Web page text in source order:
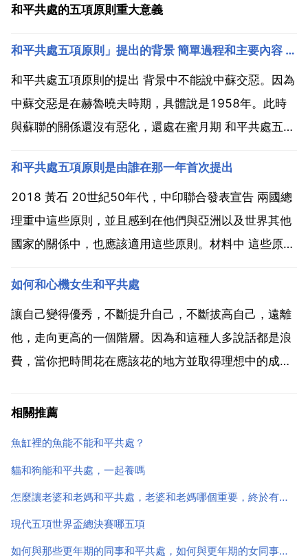
和平共處的五項原則重大意義
和平共處五項原則」提出的背景 簡單過程和主要內容 作用
和平共處五項原則的提出 背景中不能說中蘇交惡。因為
中蘇交惡是在赫魯曉夫時期，具體說是1958年。此時
與蘇聯的關係還沒有惡化，還處在蜜月期 和平共處五項
紀50年代，中印聯合發表宣告 兩國總理重中這些原
則，並且感到在他們與亞洲以及世界其他國家的關係...
和平共處五項原則是由誰在那一年首次提出
2018 黃石 20世紀50年代，中印聯合發表宣告 兩國總
理重中這些原則，並且感到在他們與亞洲以及世界其他
國家的關係中，也應該適用這些原則。材料中 這些原則
出的.主要內容是 1.互相尊重主權和領土完整.2.互不侵
犯.3.互不干涉內政.4.平等互利.5...
如何和心機女生和平共處
讓自己變得優秀，不斷提升自己，不斷拔高自己，遠離
他，走向更高的一個階層。因為和這種人多說話都是浪
費，當你把時間花在應該花的地方並取得理想中的成績
的一個場景而已。和心機非常重的人在接觸的過程中要
相關推薦
魚缸裡的魚能不能和平共處？
貓和狗能和平共處，一起養嗎
怎麼讓老婆和老媽和平共處，老婆和老媽哪個重要，終於有答案了
現代五項世界盃總決賽哪五項
如何與那些更年期的同事和平共處，如何與更年期的女同事相處？